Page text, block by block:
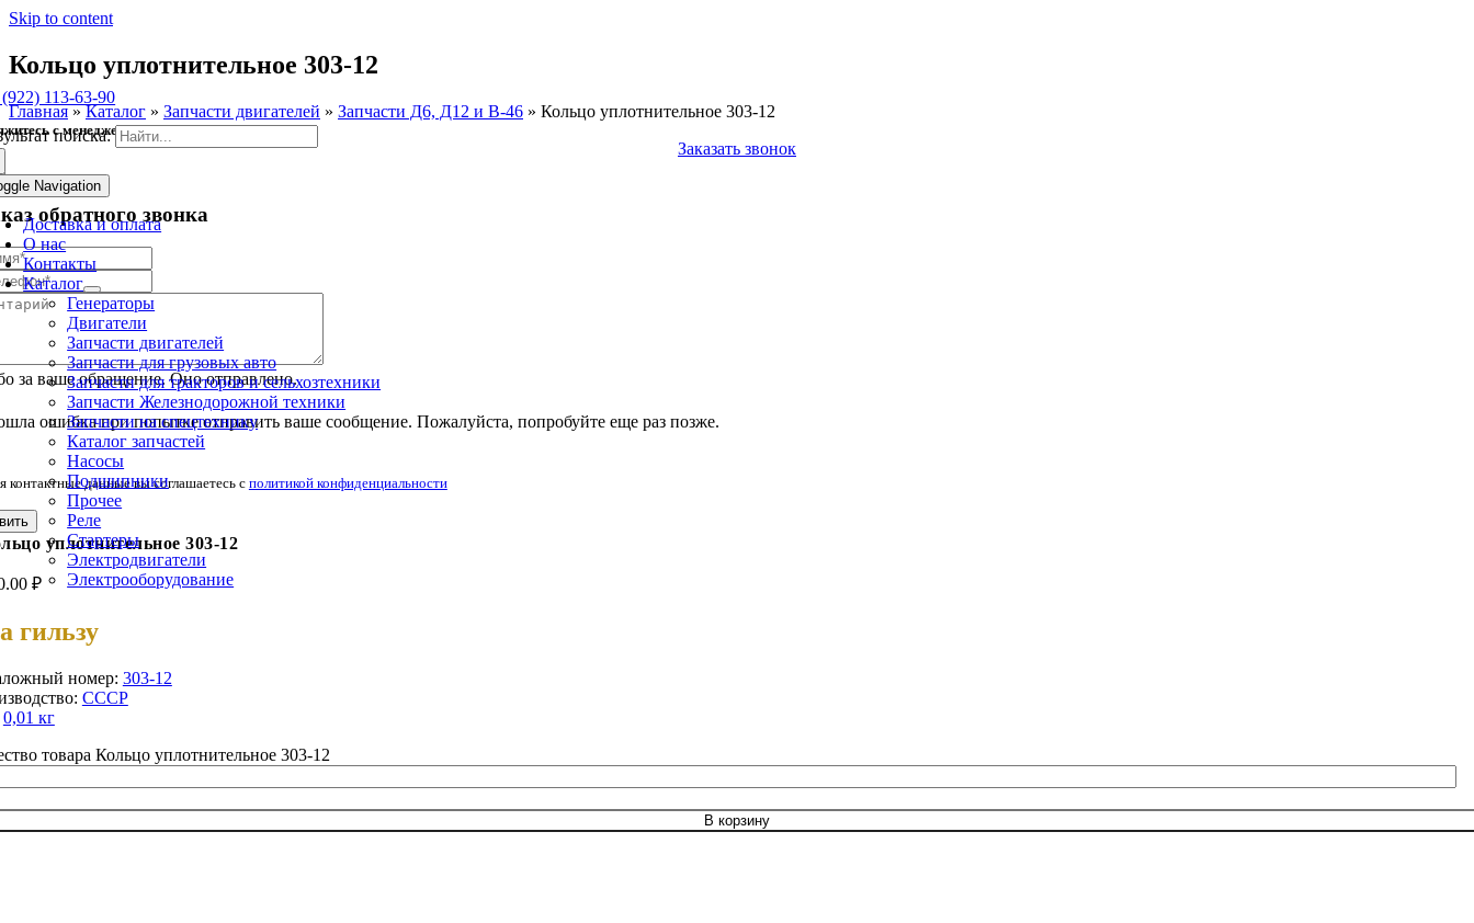
Skip to content
113-63-90
поиска:
Navigation
Доставка и оплата
О нас
Контакты
Каталог
Генераторы
Двигатели
Запчасти двигателей
Запчасти для грузовых авто
Запчасти для тракторов и сельхозтехники
Запчасти Железнодорожной техники
Запчасти на спецтехнику
Каталог запчастей
Насосы
Подшипники
Прочее
Реле
Стартеры
Электродвигатели
Электрооборудование
Кольцо уплотнительное 303-12
Главная»Каталог » Запчасти двигателей » Запчасти Д6, Д12 и В-46 » Кольцо уплотнительное 303-12
с менеджером
Заказать звонок
обратного звонка
за ваше обращение. Оно отправлено.
ошибка при попытке отправить ваше сообщение. Пожалуйста, попробуйте еще раз позже.
контактные данные вы соглашаетесь с политикой конфиденциальности
уплотнительное 303-12
₽
гильзу
номер: 303-12
СССР
0,01 кг
товара Кольцо уплотнительное 303-12
В корзину